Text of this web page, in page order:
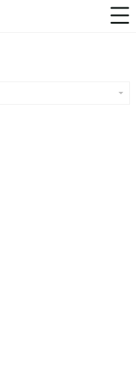
Toggle Menu